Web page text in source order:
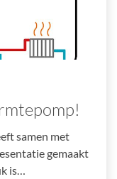
samen met
gemaakt
is…